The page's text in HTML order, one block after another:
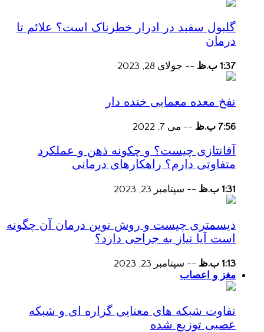
گلبول سفید در ادرار خطرناک است؟ علائم تا
درمان
1:37 ب.ظ -- جولای 28, 2023
نفخ معده معمایی خنده دار
7:56 ب.ظ -- می 7, 2022
آفانتازی چیست؟ و چکونه ذهن و عملکرد
متفاوتی دارم؟ راهکارهای درمانی
1:31 ب.ظ -- سپتامبر 23, 2023
دیسمتری چیست و روش نوین درمان آن چگونه
است آیا نیاز به جراحی دارد؟
1:13 ب.ظ -- سپتامبر 23, 2023
مغز و اعصاب
تفاوت شبکه های معنایی گزاره ای و شبکه
عصبی توزیع شده